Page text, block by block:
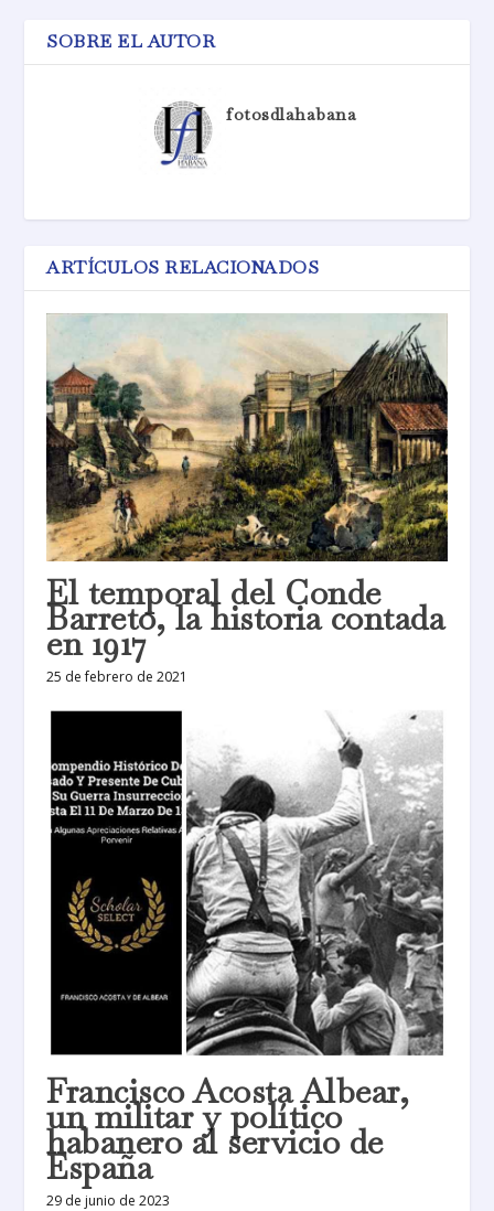
SOBRE EL AUTOR
fotosdlahabana
ARTÍCULOS RELACIONADOS
El temporal del Conde
Barreto, la historia contada
en 1917
25 de febrero de 2021
Francisco Acosta Albear,
un militar y político
habanero al servicio de
España
29 de junio de 2023